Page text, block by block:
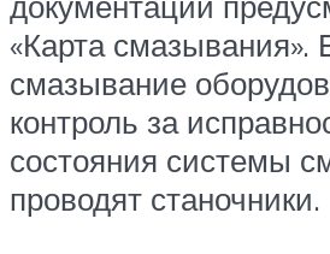
«Карта смазывания».
смазывание
контроль за
состояния системы
проводят станочники.